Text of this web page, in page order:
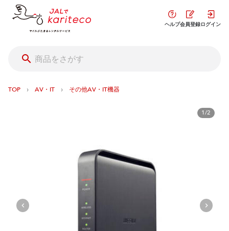
ヘルプ会員登録ログイン
TOP › AV・IT › その他AV・IT機器
1/2